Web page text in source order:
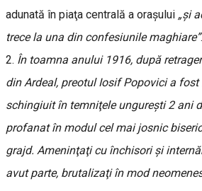
adunată în piaţa centrală a oraşului „şi
trece la una din confesiunile maghiare”.
2. În toamna anului 1916, după
din Ardeal, preotul Iosif Popovici a
schingiuit în temniţele ungureşti 2 ani
profanat în modul cel mai josnic
grajd. Ameninţaţi cu închisori şi
avut parte, brutalizaţi în mod